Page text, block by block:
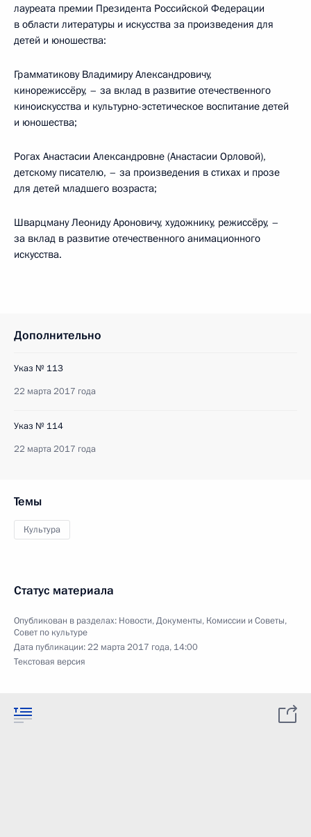
лауреата премии Президента Российской Федерации
в области литературы и искусства за произведения для
детей и юношества:
Грамматикову Владимиру Александровичу,
кинорежиссёру, – за вклад в развитие отечественного
киноискусства и культурно-эстетическое воспитание детей
и юношества;
Рогах Анастасии Александровне (Анастасии Орловой),
детскому писателю, – за произведения в стихах и прозе
для детей младшего возраста;
Шварцману Леониду Ароновичу, художнику, режиссёру, –
за вклад в развитие отечественного анимационного
искусства.
Дополнительно
Указ № 113
22 марта 2017 года
Указ № 114
22 марта 2017 года
Темы
Культура
Статус материала
Опубликован в разделах: Новости,Документы, Комиссии и Советы,
Совет по культуре
Дата публикации:22 марта 2017 года, 14:00
Текстовая версия